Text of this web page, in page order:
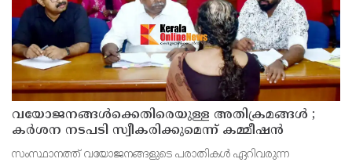
വയോജനങ്ങൾക്കെതിരെയുള്ള അതിക്രമങ്ങൾ ;
കർശന നടപടി സ്വീകരിക്കുമെന്ന് കമ്മീഷൻ
സംസ്ഥാനത്ത് വയോജനങ്ങളുടെ പരാതികൾ ഏറിവരുന്ന